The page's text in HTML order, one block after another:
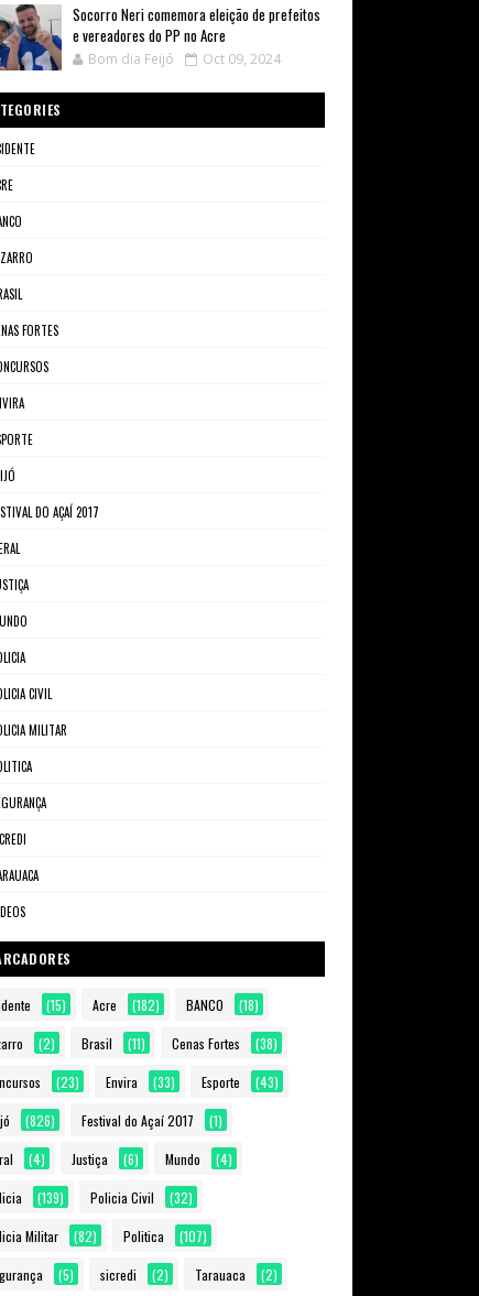
Socorro Neri comemora eleição de prefeitos
e vereadores do PP no Acre
Bom dia Feijó Oct 09, 2024
FORTES
DO AÇAÍ 2017
CIVIL
MILITAR
(15) Acre (182) BANCO (18)
(2) Brasil (11) Cenas Fortes (38)
(23) Envira (33) Esporte (43)
(826) Festival do Açaí 2017 (1)
(4) Justiça (6) Mundo (4)
(139) Policia Civil (32)
Militar (82) Politica (107)
(5) sicredi (2) Tarauaca (2)